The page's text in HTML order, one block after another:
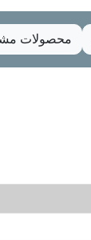
محصولات